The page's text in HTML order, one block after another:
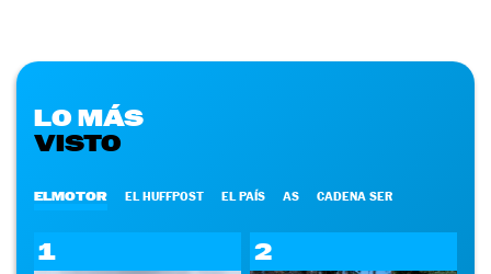
LO MÁS
VISTO
ELMOTOR EL HUFFPOST EL PAÍS AS CADENA SER
1 2